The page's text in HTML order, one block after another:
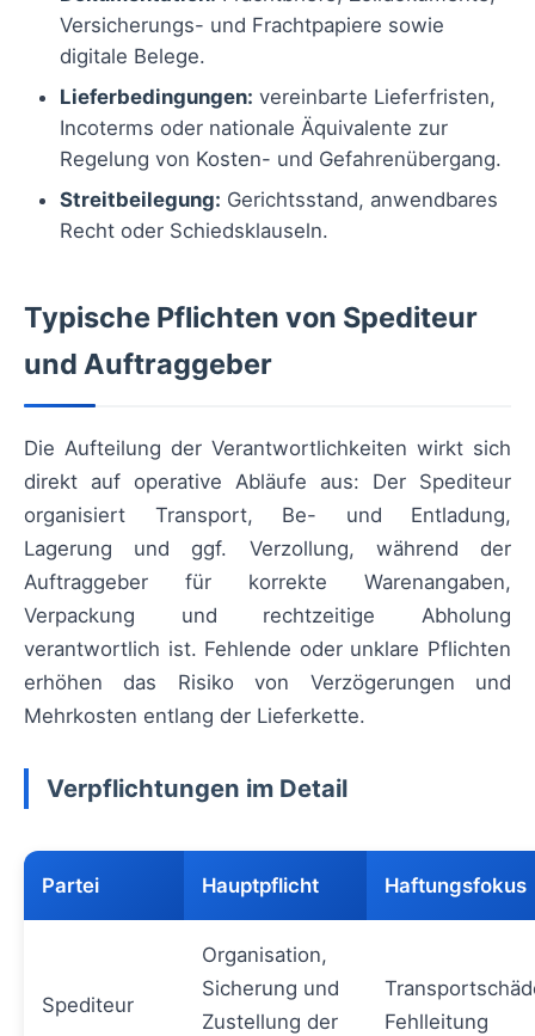
Versicherungs- und Frachtpapiere sowie
digitale Belege.
Lieferbedingungen: vereinbarte Lieferfristen,
Incoterms oder nationale Äquivalente zur
Regelung von Kosten- und Gefahrenübergang.
Streitbeilegung: Gerichtsstand, anwendbares
Recht oder Schiedsklauseln.
Typische Pflichten von Spediteur
und Auftraggeber
Die Aufteilung der Verantwortlichkeiten wirkt sich
direkt auf operative Abläufe aus: Der Spediteur
organisiert Transport, Be- und Entladung,
Lagerung und ggf. Verzollung, während der
Auftraggeber für korrekte Warenangaben,
Verpackung und rechtzeitige Abholung
verantwortlich ist. Fehlende oder unklare Pflichten
erhöhen das Risiko von Verzögerungen und
Mehrkosten entlang der Lieferkette.
Verpflichtungen im Detail
Partei Hauptpflicht Haftungsfokus
Spediteur
Organisation,
Sicherung und
Zustellung der
Fehlleitung